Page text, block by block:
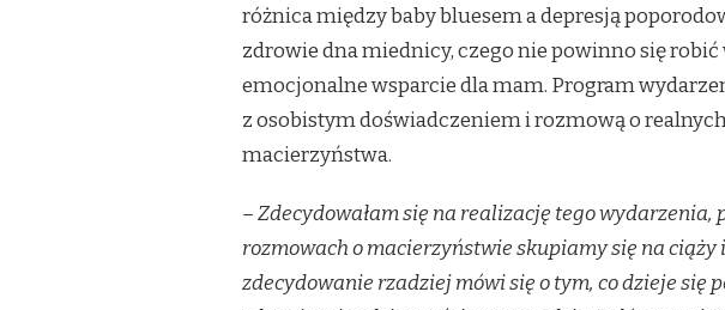
KOBIETróżnica między baby bluesem a depresją
zdrowie dna miednicy, czego nie powinno się robić
emocjonalne wsparcie dla mam. Program
z osobistym doświadczeniem i rozmową o
macierzyństwa.
– Zdecydowałam się na realizację tego wydarzenia,
rozmowach o macierzyństwie skupiamy się na ciąży
zdecydowanie rzadziej mówi się o tym, co dzieje się